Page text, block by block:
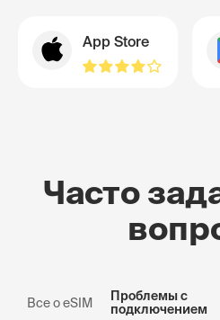
App Store
Часто
Все о eSIM
Проблемы с
подключением